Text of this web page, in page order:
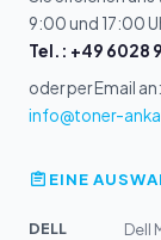
9:00 und 17:00
Tel.: +49 6028
oder per Email an:
info@toner-
EINE
DELL
Dell